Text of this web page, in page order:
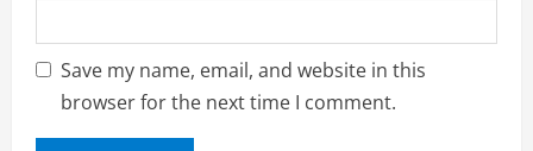
Save my name, email, and website in this
browser for the next time I comment.